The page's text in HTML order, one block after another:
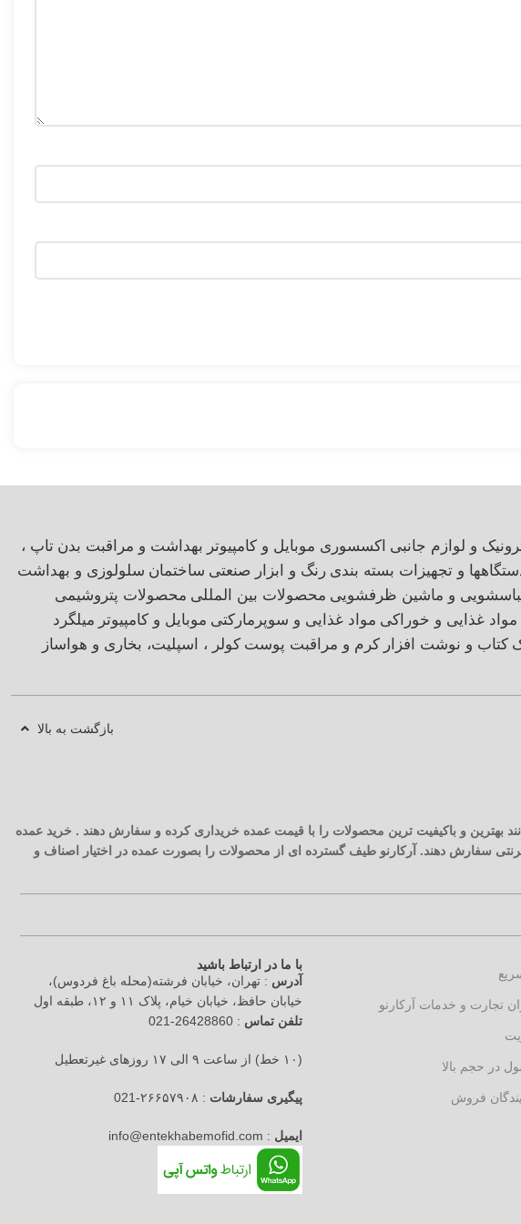
و لوازم جانبی اکسسوری موبایل و کامپیوتر بهداشت و مراقبت بدن تاپ ،
و تجهیزات بسته بندی رنگ و ابزار صنعتی ساختمان سلولوزی و بهداشت
و ماشین ظرفشویی محصولات بین المللی محصولات پتروشیمی
مواد غذایی و خوراکی مواد غذایی و سوپرمارکتی موبایل و کامپیوتر میلگرد
کتاب و نوشت افزار کرم و مراقبت پوست کولر ، اسپلیت، بخاری و هواساز
بازگشت به بالا
بهترین و باکیفیت ترین محصولات را با قیمت عمده خریداری کرده و سفارش دهند . خرید عمده
سفارش دهند. آرکارنو طیف گسترده ای از محصولات را بصورت عمده در اختیار اصناف و
در حجم بالا
فروش
با ما در ارتباط باشید
آدرس : تهران، خیابان فرشته(محله باغ فردوس)،
خیابان حافظ، خیابان خیام، پلاک ۱۱ و ۱۲، طبقه اول
تلفن تماس : 26428860-021
(۱۰ خط) از ساعت ۹ الی ۱۷ روزهای غیرتعطیل
پیگیری سفارشات : ۲۶۶۵۷۹۰۸-021
ایمیل : info@entekhabemofid.com